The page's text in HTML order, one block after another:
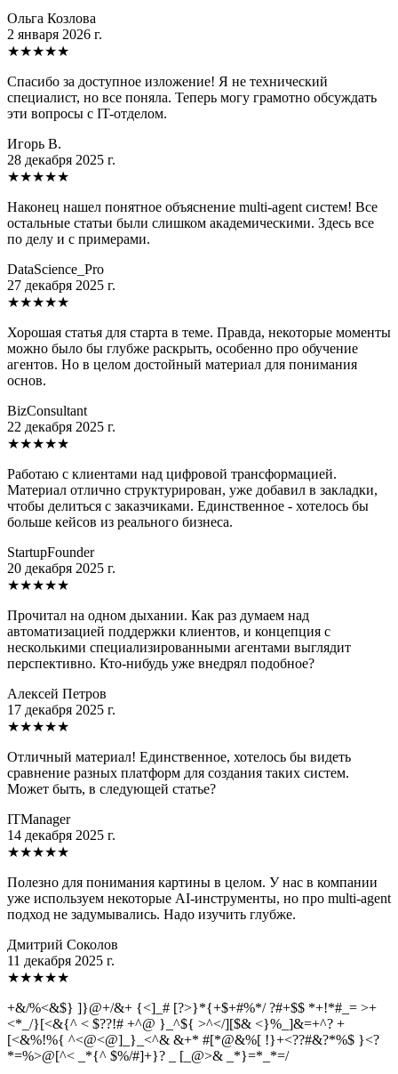
Ольга Козлова
2 января 2026 г.
★★★★★
Спасибо за доступное изложение! Я не технический
специалист, но все поняла. Теперь могу грамотно обсуждать
эти вопросы с IT-отделом.
Игорь В.
28 декабря 2025 г.
★★★★★
Наконец нашел понятное объяснение multi-agent систем! Все
остальные статьи были слишком академическими. Здесь все
по делу и с примерами.
DataScience_Pro
27 декабря 2025 г.
★★★★★
Хорошая статья для старта в теме. Правда, некоторые моменты
можно было бы глубже раскрыть, особенно про обучение
агентов. Но в целом достойный материал для понимания
основ.
BizConsultant
22 декабря 2025 г.
★★★★★
Работаю с клиентами над цифровой трансформацией.
Материал отлично структурирован, уже добавил в закладки,
чтобы делиться с заказчиками. Единственное - хотелось бы
больше кейсов из реального бизнеса.
StartupFounder
20 декабря 2025 г.
★★★★★
Прочитал на одном дыхании. Как раз думаем над
автоматизацией поддержки клиентов, и концепция с
несколькими специализированными агентами выглядит
перспективно. Кто-нибудь уже внедрял подобное?
Алексей Петров
17 декабря 2025 г.
★★★★★
Отличный материал! Единственное, хотелось бы видеть
сравнение разных платформ для создания таких систем.
Может быть, в следующей статье?
ITManager
14 декабря 2025 г.
★★★★★
Полезно для понимания картины в целом. У нас в компании
уже используем некоторые AI-инструменты, но про multi-agent
подход не задумывались. Надо изучить глубже.
Дмитрий Соколов
11 декабря 2025 г.
★★★★★
+&/%<&$} ]}@+/&+ {<]_# [?>}*{+$+#%*/ ?#+$$ *+!*#_= >+
<*_/}[<&{^ < $??!# +^@ }_^${ >^</][$& <}%_]&=+^? +
[<&%!%{ ^<@<@]_}_<^& &+* #[*@&%[ !}+<??#&?*%$ }<?
*=%>@[^< _*{^ $%/#]+}? _ [_@>& _*}=*_*=/